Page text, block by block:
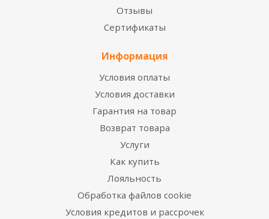
Отзывы
Сертификаты
Информация
Условия оплаты
Условия доставки
Гарантия на товар
Возврат товара
Услуги
Как купить
Лояльность
Обработка файлов cookie
Условия кредитов и рассрочек